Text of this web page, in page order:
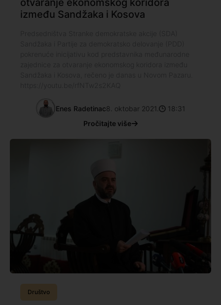
otvaranje ekonomskog koridora
između Sandžaka i Kosova
Enes Radetinac8. oktobar 2021.
18:31
Pročitajte više
Društvo